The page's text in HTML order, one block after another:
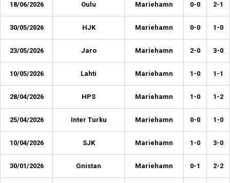
18/06/2026 Oulu Mariehamn 0-0 2-1
30/05/2026 HJK Mariehamn 0-0 1-0
23/05/2026 Jaro Mariehamn 2-0 3-0
10/05/2026 Lahti Mariehamn 1-0 1-1
28/04/2026 HPS Mariehamn 1-0 1-2
25/04/2026 Inter Turku Mariehamn 0-0 1-0
10/04/2026 SJK Mariehamn 1-0 3-0
30/01/2026 Gnistan Mariehamn 0-1 2-2